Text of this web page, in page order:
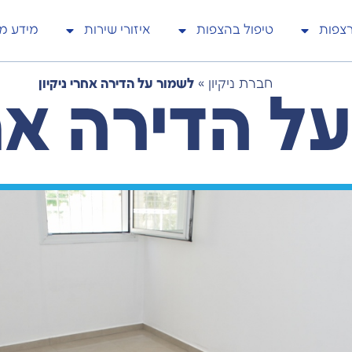
טיפול בהצפות איזורי שירות מידע
חברת ניקיון »לשמור על הדירה אחרי ניקיון
הדירה